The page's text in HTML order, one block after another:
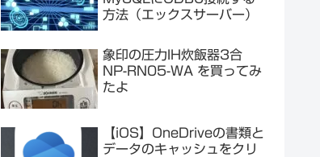
方法（エックスサーバー）
象印の圧力IH炊飯器3合
NP-RN05-WA を買ってみ
たよ
【iOS】OneDriveの書類と
データのキャッシュをクリ